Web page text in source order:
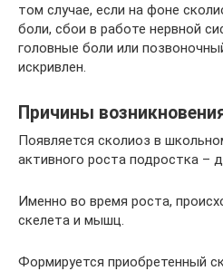
том случае, если на фоне
боли, сбои в работе нервной
головные боли или
искривлен.
Причины
Появляется сколиоз в
активного роста подростка –
Именно во время роста,
скелета и мышц.
Формируется приобретенный